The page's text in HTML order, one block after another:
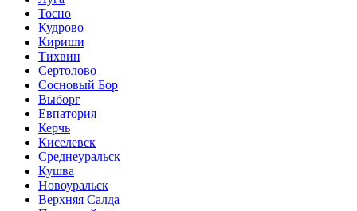
Тосно
Кудрово
Кириши
Тихвин
Сертолово
Сосновый Бор
Выборг
Евпатория
Керчь
Киселевск
Среднеуральск
Кушва
Новоуральск
Верхняя Салда